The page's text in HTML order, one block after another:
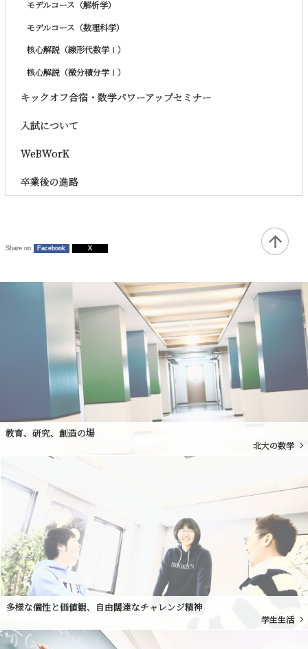
モデルコース（解析学）
モデルコース（数理科学）
核心解説（線形代数学Ⅰ）
核心解説（微分積分学Ⅰ）
キックオフ合宿・数学パワーアップセミナー
入試について
WeBWorK
卒業後の進路
Share on Facebook X
教育、研究、創造の場
北大の数学
多様な個性と価値観、自由闊達なチャレンジ精神
学生生活